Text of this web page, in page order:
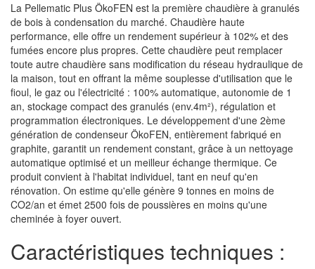
La Pellematic Plus ÖkoFEN est la première chaudière à granulés
de bois à condensation du marché. Chaudière haute
performance, elle offre un rendement supérieur à 102% et des
fumées encore plus propres. Cette chaudière peut remplacer
toute autre chaudière sans modification du réseau hydraulique de
la maison, tout en offrant la même souplesse d'utilisation que le
fioul, le gaz ou l'électricité : 100% automatique, autonomie de 1
an, stockage compact des granulés (env.4m²), régulation et
programmation électroniques. Le développement d'une 2ème
génération de condenseur ÖkoFEN, entièrement fabriqué en
graphite, garantit un rendement constant, grâce à un nettoyage
automatique optimisé et un meilleur échange thermique. Ce
produit convient à l'habitat individuel, tant en neuf qu'en
rénovation. On estime qu'elle génère 9 tonnes en moins de
CO2/an et émet 2500 fois de poussières en moins qu'une
cheminée à foyer ouvert.
Caractéristiques techniques :